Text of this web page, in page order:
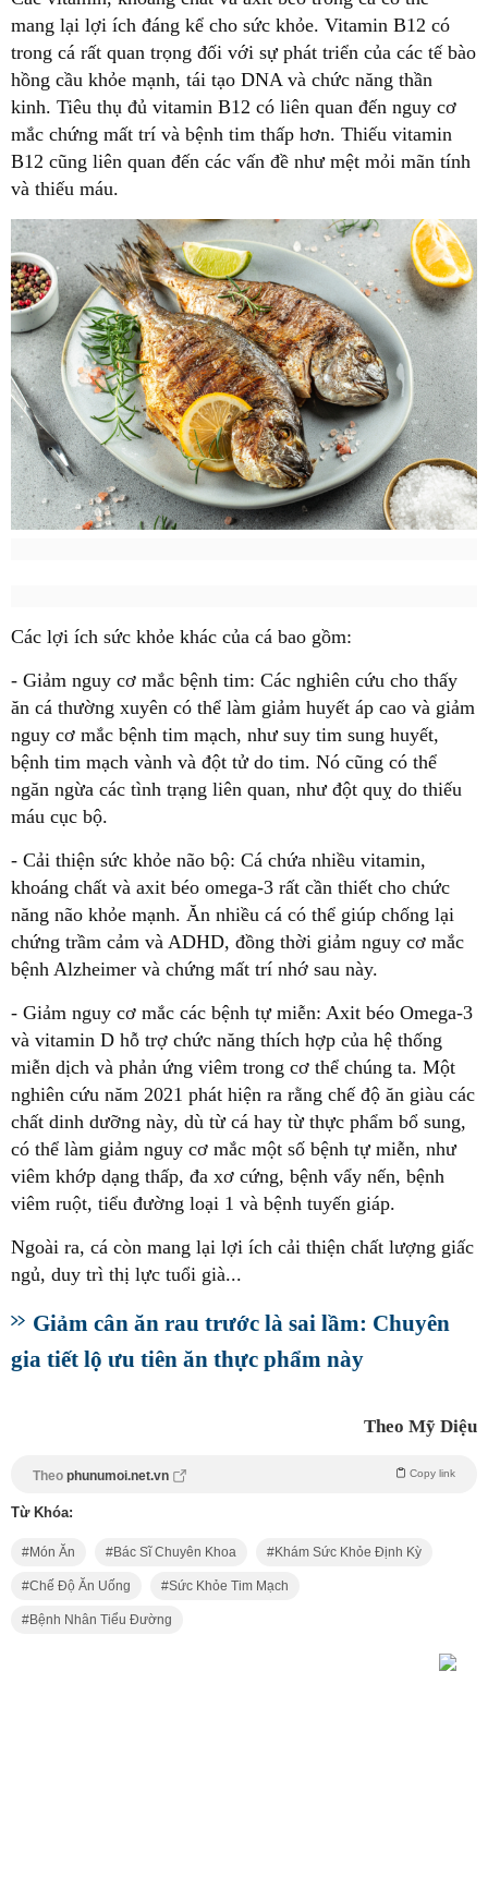
mang lại lợi ích đáng kể cho sức khỏe. Vitamin B12 có
trong cá rất quan trọng đối với sự phát triển của các tế bào
hồng cầu khỏe mạnh, tái tạo DNA và chức năng thần
kinh. Tiêu thụ đủ vitamin B12 có liên quan đến nguy cơ
mắc chứng mất trí và bệnh tim thấp hơn. Thiếu vitamin
B12 cũng liên quan đến các vấn đề như mệt mỏi mãn tính
và thiếu máu.
Các lợi ích sức khỏe khác của cá bao gồm:
- Giảm nguy cơ mắc bệnh tim: Các nghiên cứu cho thấy
ăn cá thường xuyên có thể làm giảm huyết áp cao và giảm
nguy cơ mắc bệnh tim mạch, như suy tim sung huyết,
bệnh tim mạch vành và đột tử do tim. Nó cũng có thể
ngăn ngừa các tình trạng liên quan, như đột quỵ do thiếu
máu cục bộ.
- Cải thiện sức khỏe não bộ: Cá chứa nhiều vitamin,
khoáng chất và axit béo omega-3 rất cần thiết cho chức
năng não khỏe mạnh. Ăn nhiều cá có thể giúp chống lại
chứng trầm cảm và ADHD, đồng thời giảm nguy cơ mắc
bệnh Alzheimer và chứng mất trí nhớ sau này.
- Giảm nguy cơ mắc các bệnh tự miễn: Axit béo Omega-3
và vitamin D hỗ trợ chức năng thích hợp của hệ thống
miễn dịch và phản ứng viêm trong cơ thể chúng ta. Một
nghiên cứu năm 2021 phát hiện ra rằng chế độ ăn giàu các
chất dinh dưỡng này, dù từ cá hay từ thực phẩm bổ sung,
có thể làm giảm nguy cơ mắc một số bệnh tự miễn, như
viêm khớp dạng thấp, đa xơ cứng, bệnh vẩy nến, bệnh
viêm ruột, tiểu đường loại 1 và bệnh tuyến giáp.
Ngoài ra, cá còn mang lại lợi ích cải thiện chất lượng giấc
ngủ, duy trì thị lực tuổi già...
Giảm cân ăn rau trước là sai lầm: Chuyên
gia tiết lộ ưu tiên ăn thực phẩm này
Theo Mỹ Diệu
Theo phunumoi.net.vn Copy link
Từ Khóa:
Món Ăn Bác Sĩ Chuyên Khoa Khám Sức Khỏe Định Kỳ
Chế Độ Ăn Uống Sức Khỏe Tim Mạch
Bệnh Nhân Tiểu Đường